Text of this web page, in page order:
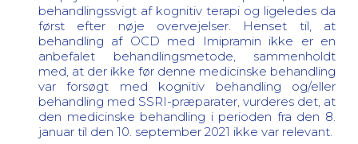
behandlingssvigt af kognitiv terapi og ligeledes da
først efter nøje overvejelser. Henset til, at
behandling af OCD med Imipramin ikke er en
anbefalet behandlingsmetode, sammenholdt
med, at der ikke før denne medicinske behandling
var forsøgt med kognitiv behandling og/eller
behandling med SSRI-præparater, vurderes det, at
den medicinske behandling i perioden fra den 8.
januar til den 10. september 2021 ikke var relevant.